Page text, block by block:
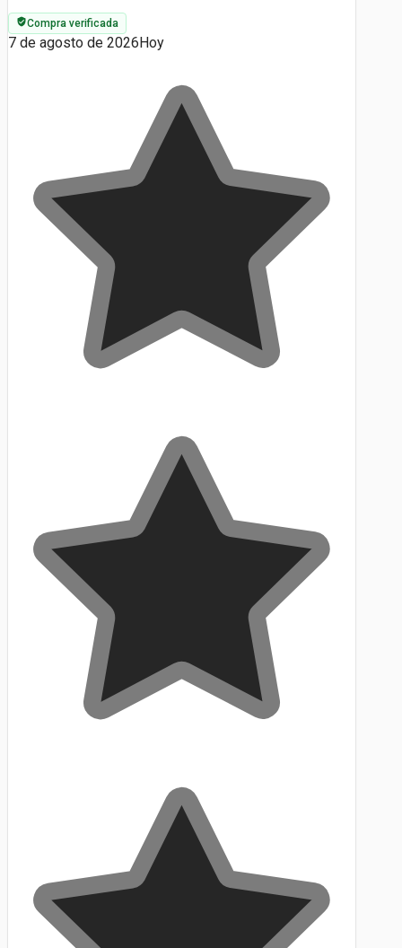
Compra verificada
7 de agosto de 2026 Hoy